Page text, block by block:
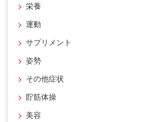
栄養
運動
サプリメント
姿勢
その他症状
貯筋体操
美容